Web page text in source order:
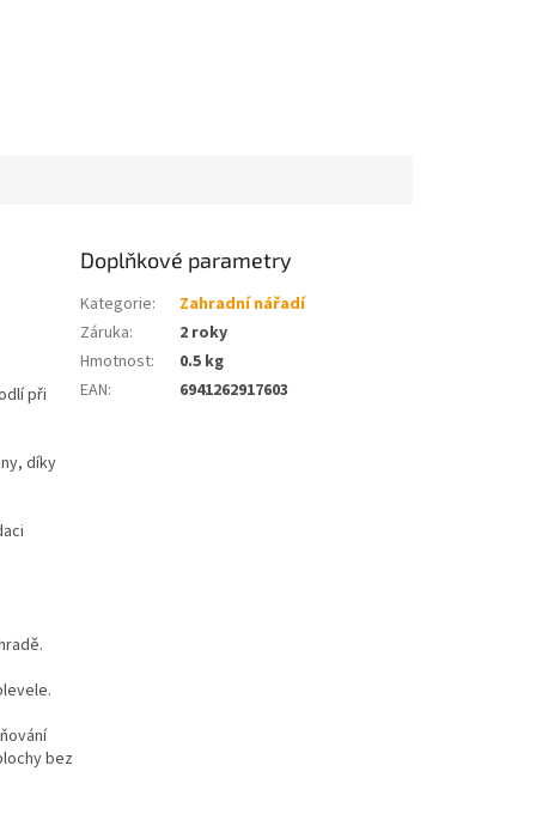
při
díky
bez
Doplňkové parametry
Kategorie:
Zahradní nářadí
Záruka:
2 roky
Hmotnost:
0.5 kg
EAN: 6941262917603